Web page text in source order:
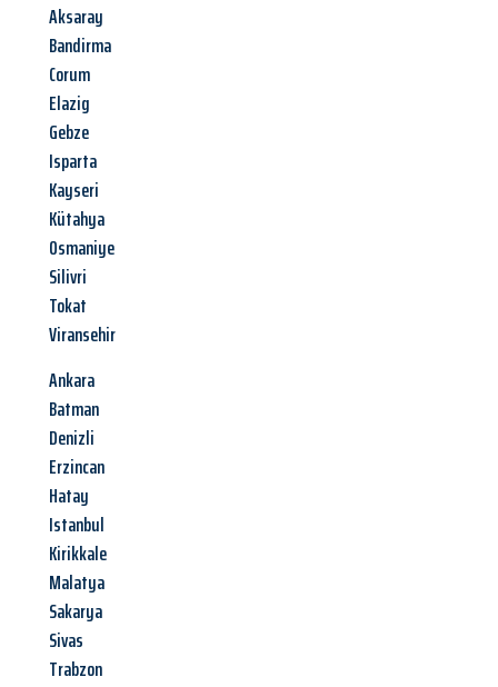
Aksaray
Bandirma
Corum
Elazig
Gebze
Isparta
Kayseri
Kütahya
Osmaniye
Silivri
Tokat
Viransehir
Ankara
Batman
Denizli
Erzincan
Hatay
Istanbul
Kirikkale
Malatya
Sakarya
Sivas
Trabzon